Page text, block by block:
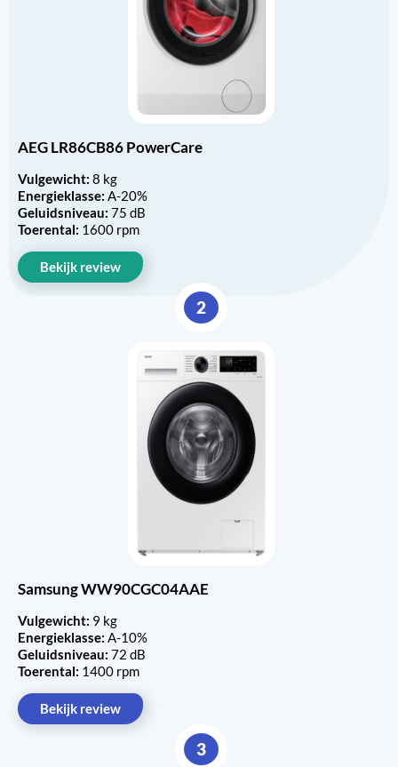
AEG LR86CB86 PowerCare
Vulgewicht: 8 kg
Energieklasse: A-20%
Geluidsniveau: 75 dB
Toerental: 1600 rpm
Bekijk review
2
Samsung WW90CGC04AAE
Vulgewicht: 9 kg
Energieklasse: A-10%
Geluidsniveau: 72 dB
Toerental: 1400 rpm
Bekijk review
3